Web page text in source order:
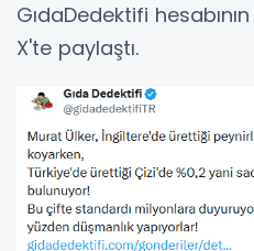
GıdaDedektifi
X'te paylaştı.